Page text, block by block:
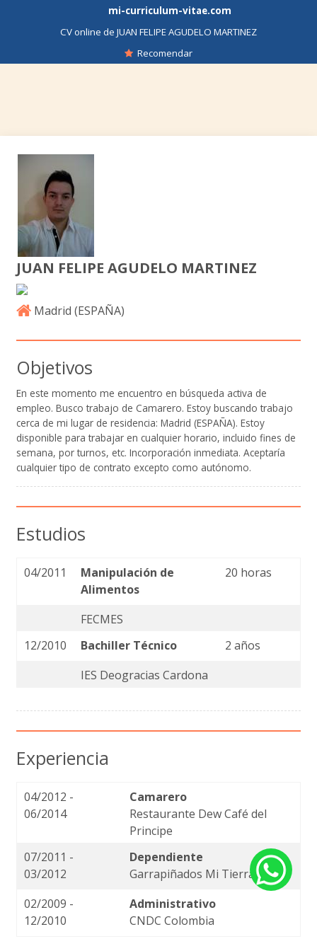
mi-curriculum-vitae.com
CV online de JUAN FELIPE AGUDELO MARTINEZ
Recomendar
JUAN FELIPE AGUDELO MARTINEZ
Madrid (ESPAÑA)
Objetivos
En este momento me encuentro en búsqueda activa de
empleo. Busco trabajo de Camarero. Estoy buscando trabajo
cerca de mi lugar de residencia: Madrid (ESPAÑA). Estoy
disponible para trabajar en cualquier horario, incluido fines de
semana, por turnos, etc. Incorporación inmediata. Aceptaría
cualquier tipo de contrato excepto como autónomo.
Estudios
04/2011
Manipulación de
Alimentos
20 horas
FECMES
12/2010
Bachiller Técnico
2 años
IES Deogracias Cardona
Experiencia
04/2012 -
06/2014
Camarero
Restaurante Dew Café del
Principe
07/2011 -
03/2012
Dependiente
Garrapiñados Mi Tierra
02/2009 -
12/2010
Administrativo
CNDC Colombia